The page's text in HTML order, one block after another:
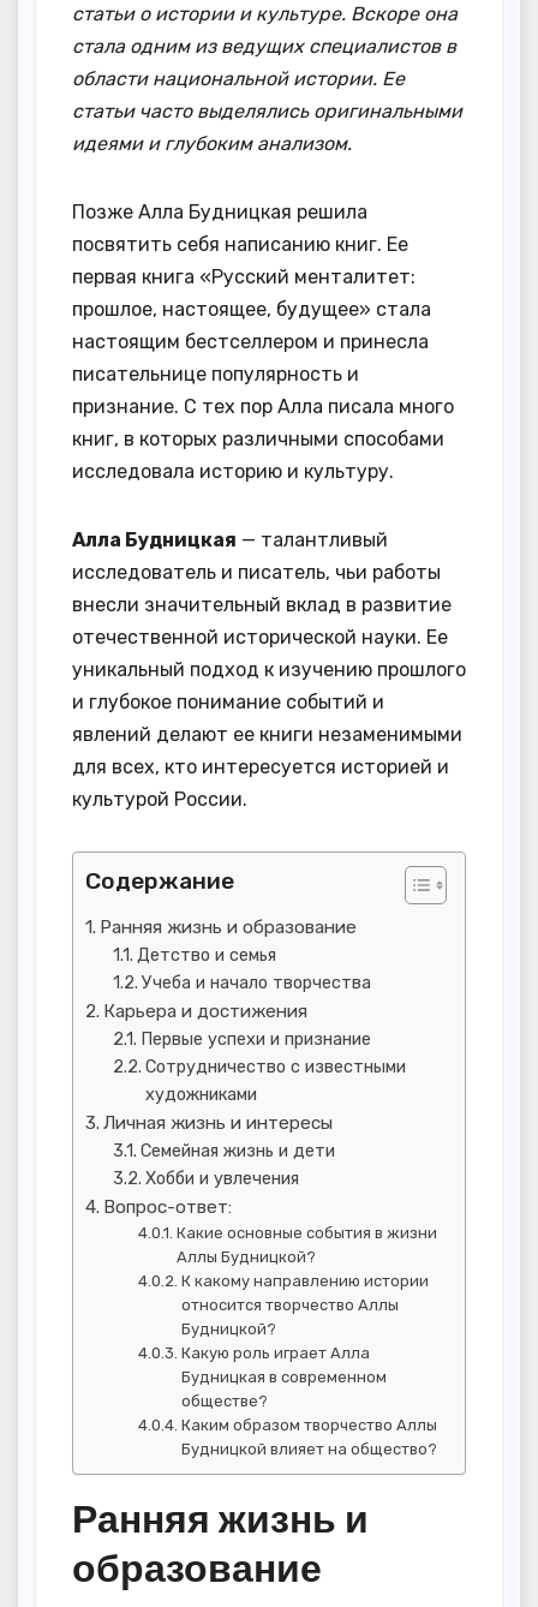
статьи о истории и культуре. Вскоре она
стала одним из ведущих специалистов в
области национальной истории. Ее
статьи часто выделялись оригинальными
идеями и глубоким анализом.
Позже Алла Будницкая решила
посвятить себя написанию книг. Ее
первая книга «Русский менталитет:
прошлое, настоящее, будущее» стала
настоящим бестселлером и принесла
писательнице популярность и
признание. С тех пор Алла писала много
книг, в которых различными способами
исследовала историю и культуру.
Алла Будницкая — талантливый
исследователь и писатель, чьи работы
внесли значительный вклад в развитие
отечественной исторической науки. Ее
уникальный подход к изучению прошлого
и глубокое понимание событий и
явлений делают ее книги незаменимыми
для всех, кто интересуется историей и
культурой России.
Содержание
Ранняя жизнь и образование
Детство и семья
Учеба и начало творчества
Карьера и достижения
Первые успехи и признание
Сотрудничество с известными
художниками
Личная жизнь и интересы
Семейная жизнь и дети
Хобби и увлечения
Вопрос-ответ:
Какие основные события в жизни
Аллы Будницкой?
К какому направлению истории
относится творчество Аллы
Будницкой?
Какую роль играет Алла
Будницкая в современном
обществе?
Каким образом творчество Аллы
Будницкой влияет на общество?
Ранняя жизнь и
образование